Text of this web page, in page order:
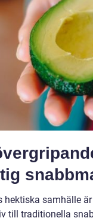
hektiska samhälle
till traditionella